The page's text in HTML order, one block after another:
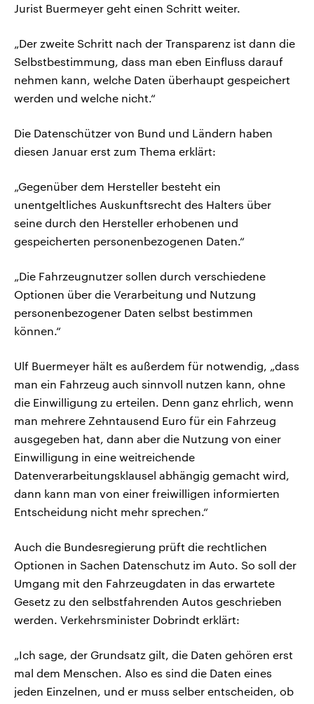
Jurist Buermeyer geht einen Schritt weiter.
„Der zweite Schritt nach der Transparenz ist dann die
Selbstbestimmung, dass man eben Einfluss darauf
nehmen kann, welche Daten überhaupt gespeichert
werden und welche nicht.“
Die Datenschützer von Bund und Ländern haben
diesen Januar erst zum Thema erklärt:
„Gegenüber dem Hersteller besteht ein
unentgeltliches Auskunftsrecht des Halters über
seine durch den Hersteller erhobenen und
gespeicherten personenbezogenen Daten.“
„Die Fahrzeugnutzer sollen durch verschiedene
Optionen über die Verarbeitung und Nutzung
personenbezogener Daten selbst bestimmen
können.“
Ulf Buermeyer hält es außerdem für notwendig, „dass
man ein Fahrzeug auch sinnvoll nutzen kann, ohne
die Einwilligung zu erteilen. Denn ganz ehrlich, wenn
man mehrere Zehntausend Euro für ein Fahrzeug
ausgegeben hat, dann aber die Nutzung von einer
Einwilligung in eine weitreichende
Datenverarbeitungsklausel abhängig gemacht wird,
dann kann man von einer freiwilligen informierten
Entscheidung nicht mehr sprechen.“
Auch die Bundesregierung prüft die rechtlichen
Optionen in Sachen Datenschutz im Auto. So soll der
Umgang mit den Fahrzeugdaten in das erwartete
Gesetz zu den selbstfahrenden Autos geschrieben
werden. Verkehrsminister Dobrindt erklärt:
„Ich sage, der Grundsatz gilt, die Daten gehören erst
mal dem Menschen. Also es sind die Daten eines
jeden Einzelnen, und er muss selber entscheiden, ob